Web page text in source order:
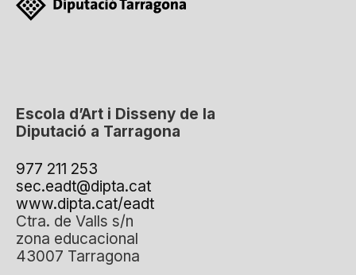
Escola d’Art i Disseny de la
Diputació a Tarragona
977 211 253
sec.eadt@dipta.cat
www.dipta.cat/eadt
Ctra. de Valls s/n
zona educacional
43007 Tarragona